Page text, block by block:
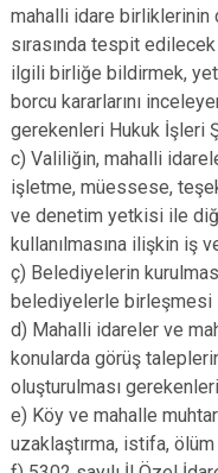
mahalli idare birliklerinin
sırasında tespit
ilgili birliğe bildirmek,
borcu kararlarını
gerekenleri Hukuk İşleri
c) Valiliğin, mahalli
işletme, müessese,
ve denetim yetkisi ile
kullanılmasına ilişkin iş
ç) Belediyelerin
belediyelerle birleşmesi
d) Mahalli idareler ve
konularda görüş
oluşturulması
e) Köy ve mahalle
uzaklaştırma, istifa,